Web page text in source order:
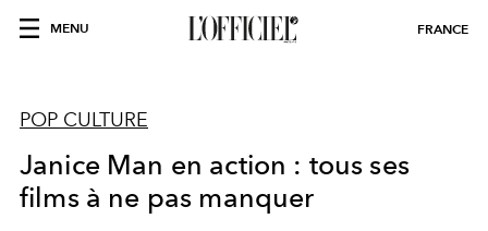
MENU FRANCE
POP CULTURE
Janice Man en action : tous ses
films à ne pas manquer